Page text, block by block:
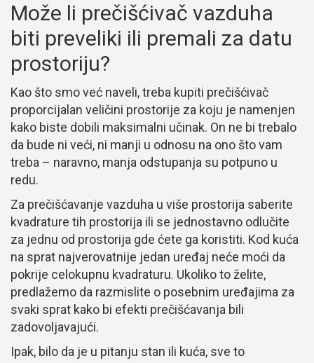
Može li prečišćivač vazduha
biti preveliki ili premali za datu
prostoriju?
Kao što smo već naveli, treba kupiti prečišćivač
proporcijalan veličini prostorije za koju je namenjen
kako biste dobili maksimalni učinak. On ne bi trebalo
da bude ni veći, ni manji u odnosu na ono što vam
treba – naravno, manja odstupanja su potpuno u
redu.
Za prečišćavanje vazduha u više prostorija saberite
kvadrature tih prostorija ili se jednostavno odlučite
za jednu od prostorija gde ćete ga koristiti. Kod kuća
na sprat najverovatnije jedan uređaj neće moći da
pokrije celokupnu kvadraturu. Ukoliko to želite,
predlažemo da razmislite o posebnim uređajima za
svaki sprat kako bi efekti prečišćavanja bili
zadovoljavajući.
Ipak, bilo da je u pitanju stan ili kuća, sve to